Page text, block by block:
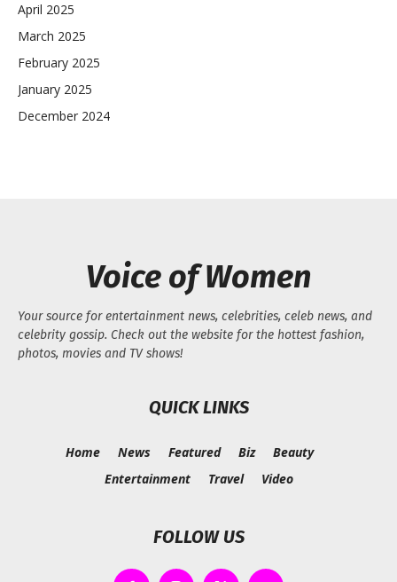
April 2025
March 2025
February 2025
January 2025
December 2024
Voice of Women
Your source for entertainment news, celebrities, celeb news, and
celebrity gossip. Check out the website for the hottest fashion,
photos, movies and TV shows!
QUICK LINKS
Home News Featured Biz
Beauty
Entertainment
Travel Video
FOLLOW US